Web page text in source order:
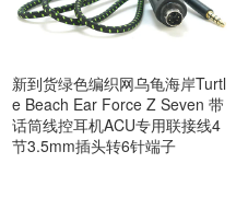
新到货绿色编织网乌龟海岸Turtl
e Beach Ear Force Z Seven 带
话筒线控耳机ACU专用联接线4
节3.5mm插头转6针端子